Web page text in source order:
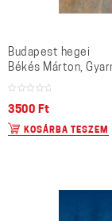
Budapest hegei
Békés Márton,
3500 Ft
KOSÁRBA TESZEM